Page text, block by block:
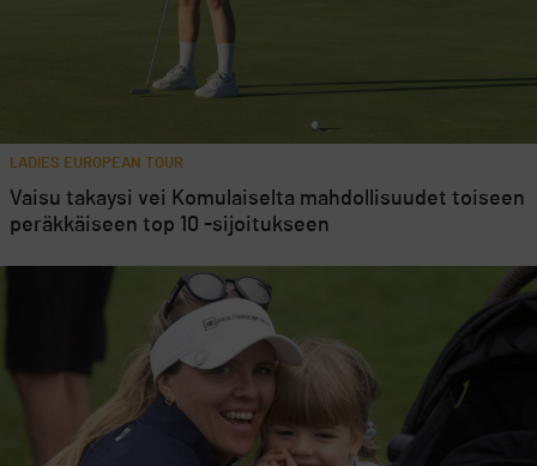
LADIES EUROPEAN TOUR
Vaisu takaysi vei Komulaiselta mahdollisuudet toiseen
peräkkäiseen top 10 -sijoitukseen